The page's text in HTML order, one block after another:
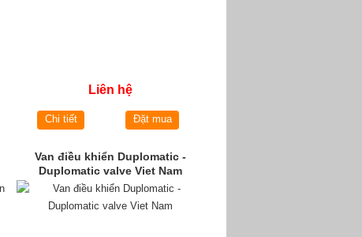
Liên hệ
Chi tiết Đặt mua
Van điều khiển Duplomatic -
Duplomatic valve Viet Nam